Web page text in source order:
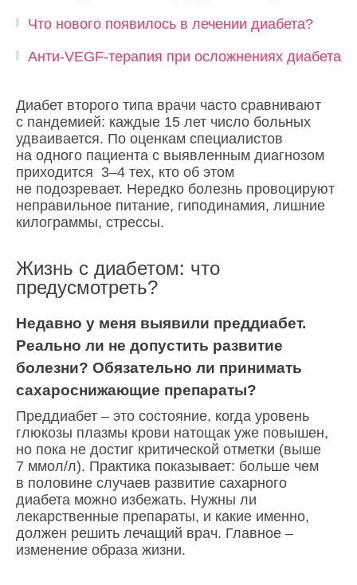
Что нового появилось в лечении диабета?
Анти-VEGF-терапия при осложнениях диабета
Диабет второго типа врачи часто сравнивают
с пандемией: каждые 15 лет число больных
удваивается. По оценкам специалистов
на одного пациента с выявленным диагнозом
приходится 3–4 тех, кто об этом
не подозревает. Нередко болезнь провоцируют
неправильное питание, гиподинамия, лишние
килограммы, стрессы.
Жизнь с диабетом: что
предусмотреть?
Недавно у меня выявили преддиабет.
Реально ли не допустить развитие
болезни? Обязательно ли принимать
сахароснижающие препараты?
Преддиабет – это состояние, когда уровень
глюкозы плазмы крови натощак уже повышен,
но пока не достиг критической отметки (выше
7 ммол/л). Практика показывает: больше чем
в половине случаев развитие сахарного
диабета можно избежать. Нужны ли
лекарственные препараты, и какие именно,
должен решить лечащий врач. Главное –
изменение образа жизни.